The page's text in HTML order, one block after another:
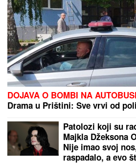
DOJAVA O BOMBI NA
Drama u Prištini: Sve vrvi od
Patolozi koji su
Majkla Džeksona
Nije imao svoj
raspadalo, a evo